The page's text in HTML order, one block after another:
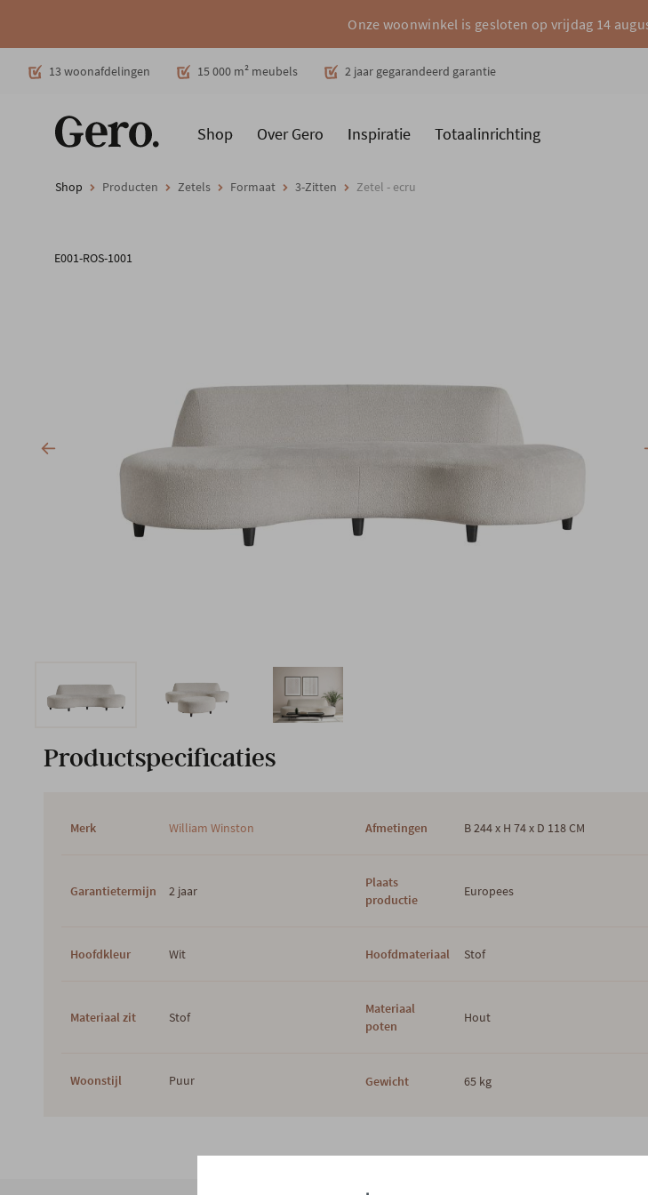
Onze woonwinkel is gesloten op vrijdag 14
13 woonafdelingen 15 000 m² meubels 2 jaar gegarandeerd garantie
Shop Over Gero Inspiratie Totaalinrichting
Promoties Producten Cadeaubon Woonstijlen Ruimtes Merken
Shop Producten Zetels Formaat 3-Zitten Zetel - ecru
E001-ROS-1001
Productspecificaties
Merk William Winston Afmetingen B 244 x H 74 x D 118 CM
Garantietermijn 2 jaar
Plaats
productie
Europees
Hoofdkleur Wit Hoofdmateriaal Stof
Materiaal zit Stof
Materiaal
poten
Hout
Woonstijl Puur Gewicht 65 kg